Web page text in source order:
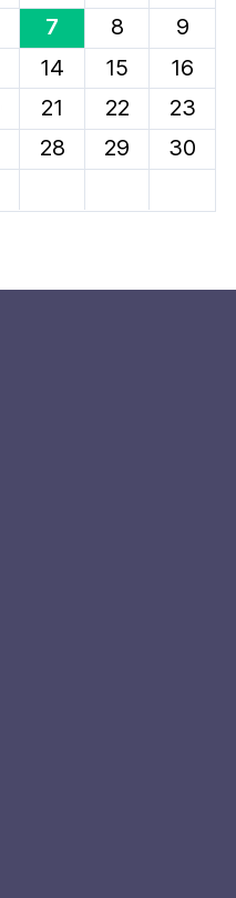
7 8
9
14 15
16
21 22
23
28 29
30